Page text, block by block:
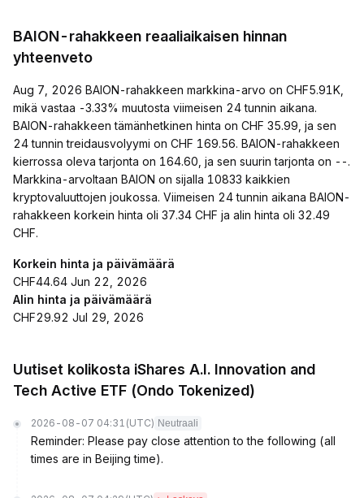
BAION-rahakkeen reaaliaikaisen hinnan
yhteenveto
Aug 7, 2026 BAION-rahakkeen markkina-arvo on CHF5.91K,
mikä vastaa -3.33% muutosta viimeisen 24 tunnin aikana.
BAION-rahakkeen tämänhetkinen hinta on CHF 35.99, ja sen
24 tunnin treidausvolyymi on CHF 169.56. BAION-rahakkeen
kierrossa oleva tarjonta on 164.60, ja sen suurin tarjonta on --.
Markkina-arvoltaan BAION on sijalla 10833 kaikkien
kryptovaluuttojen joukossa. Viimeisen 24 tunnin aikana BAION-
rahakkeen korkein hinta oli 37.34 CHF ja alin hinta oli 32.49
CHF.
Korkein hinta ja päivämäärä
CHF44.64 Jun 22, 2026
Alin hinta ja päivämäärä
CHF29.92 Jul 29, 2026
Uutiset kolikosta iShares A.I. Innovation and
Tech Active ETF (Ondo Tokenized)
2026-08-07 04:31 (UTC) Neutraali
Reminder: Please pay close attention to the following (all
times are in Beijing time).